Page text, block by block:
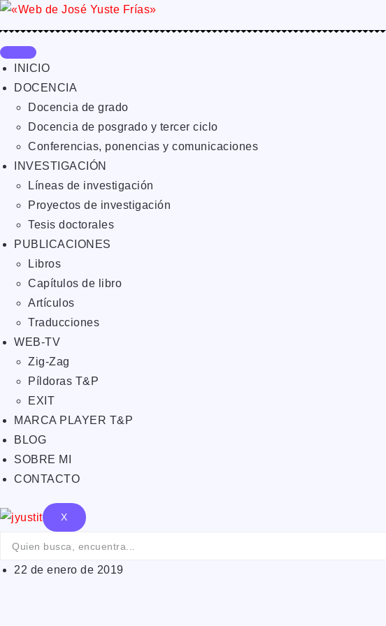
INICIO
DOCENCIA
Docencia de grado
Docencia de posgrado y tercer ciclo
Conferencias, ponencias y comunicaciones
INVESTIGACIÓN
Líneas de investigación
Proyectos de investigación
Tesis doctorales
PUBLICACIONES
Libros
Capítulos de libro
Artículos
Traducciones
WEB-TV
Zig-Zag
Píldoras T&P
EXIT
MARCA PLAYER T&P
BLOG
SOBRE MI
CONTACTO
X
22 de enero de 2019